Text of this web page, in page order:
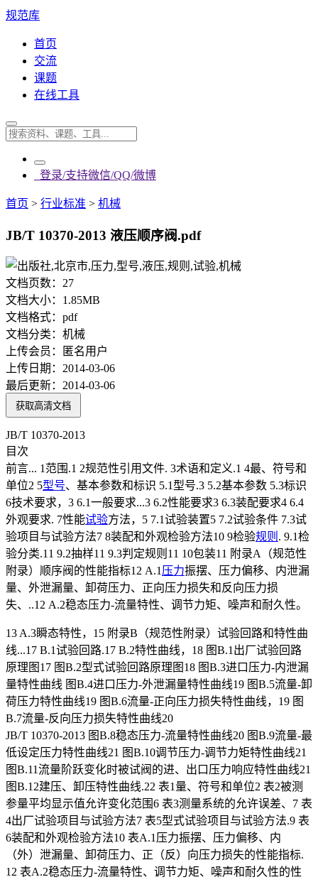
规范库
首页
交流
课题
在线工具
登录/支持微信/QQ/微博
首页 > 行业标准 > 机械
JB/T 10370-2013 液压顺序阀.pdf
文档页数： 27
文档大小： 1.85MB
文档格式： pdf
文档分类： 机械
上传会员：
匿名用户
上传日期： 2014-03-06
最后更新： 2014-03-06
获取高清文档
JB/T 10370-2013
目次
前言... 1范围.1 2规范性引用文件. 3术语和定义.1 4最、符号和
单位2 5型号、基本参数和标识 5.1型号.3 5.2基本参数 5.3标识
6技术要求，3 6.1一般要求...3 6.2性能要求3 6.3装配要求4 6.4
外观要求. 7性能试验方法，5 7.1试验装置5 7.2试验条件 7.3试
验项目与试验方法7 8装配和外观检验方法10 9检验规则 . 9.1检
验分类.11 9.2抽样11 9.3判定规则11 10包装11 附录A（规范性
附录）顺序阀的性能指标12 A.1压力振摆、压力偏移、内泄漏
量、外泄漏量、卸荷压力、正向压力损失和反向压力损
失、..12 A.2稳态压力-流量特性、调节力矩、噪声和耐久性。
13 A.3瞬态特性，15 附录B（规范性附录）试验回路和特性曲
线...17 B.1试验回路.17 B.2特性曲线，18 图B.1出厂试验回路
原理图17 图B.2型式试验回路原理图18 图B.3进口压力-内泄漏
量特性曲线 图B.4进口压力-外泄漏量特性曲线19 图B.5流量-卸
荷压力特性曲线19 图B.6流量-正向压力损失特性曲线，19 图
B.7流量-反向压力损失特性曲线20
JB/T 10370-2013 图B.8稳态压力-流量特性曲线20 图B.9流量-最
低设定压力特性曲线21 图B.10调节压力-调节力矩特性曲线21
图B.11流量阶跃变化时被试阀的进、出口压力响应特性曲线21
图B.12建压、卸压特性曲线.22 表1量、符号和单位2 表2被测
参量平均显示值允许变化范围6 表3测量系统的允许误差、7 表
4出厂试验项目与试验方法7 表5型式试验项目与试验方法.9 表
6装配和外观检验方法10 表A.1压力振摆、压力偏移、内
（外）泄漏量、卸荷压力、正（反）向压力损失的性能指标.
12 表A.2稳态压力-流量特性、调节力矩、噪声和耐久性的性